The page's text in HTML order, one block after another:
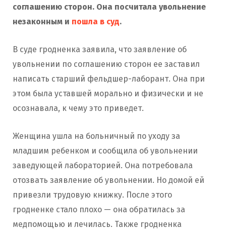
соглашению сторон. Она посчитала увольнение
незаконным и пошла в суд.
В суде гродненка заявила, что заявление об
увольнении по соглашению сторон ее заставил
написать старший фельдшер-лаборант. Она при
этом была уставшей морально и физически и не
осознавала, к чему это приведет.
Женщина ушла на больничный по уходу за
младшим ребенком и сообщила об увольнении
заведующей лабораторией. Она потребовала
отозвать заявление об увольнении. Но домой ей
привезли трудовую книжку. После этого
гродненке стало плохо — она обратилась за
медпомощью и лечилась. Также гродненка